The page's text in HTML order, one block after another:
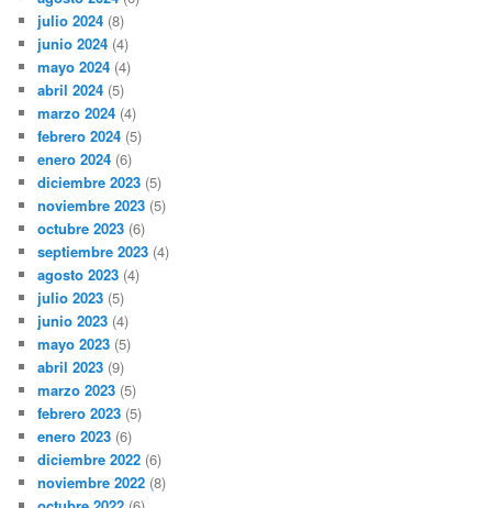
julio 2024 (8)
junio 2024 (4)
mayo 2024 (4)
abril 2024 (5)
marzo 2024 (4)
febrero 2024 (5)
enero 2024 (6)
diciembre 2023 (5)
noviembre 2023 (5)
octubre 2023 (6)
septiembre 2023 (4)
agosto 2023 (4)
julio 2023 (5)
junio 2023 (4)
mayo 2023 (5)
abril 2023 (9)
marzo 2023 (5)
febrero 2023 (5)
enero 2023 (6)
diciembre 2022 (6)
noviembre 2022 (8)